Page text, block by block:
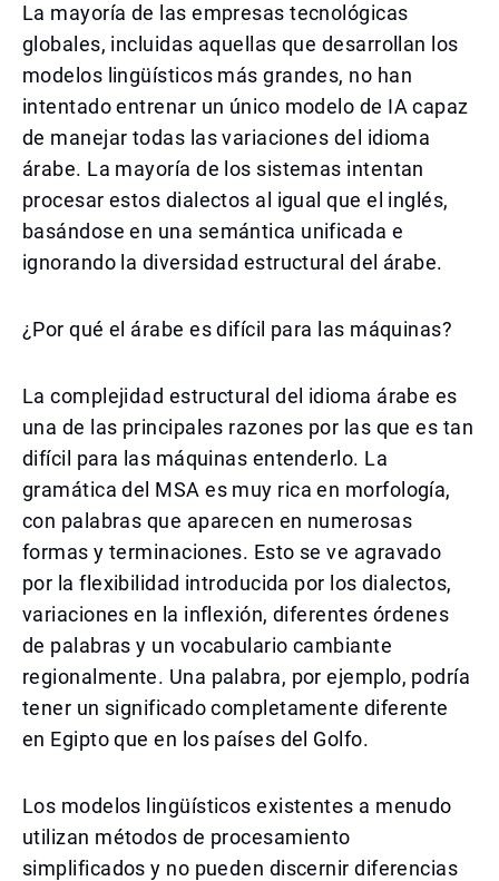
La mayoría de las empresas tecnológicas
globales, incluidas aquellas que desarrollan los
modelos lingüísticos más grandes, no han
intentado entrenar un único modelo de IA capaz
de manejar todas las variaciones del idioma
árabe. La mayoría de los sistemas intentan
procesar estos dialectos al igual que el inglés,
basándose en una semántica unificada e
ignorando la diversidad estructural del árabe.
¿Por qué el árabe es difícil para las máquinas?
La complejidad estructural del idioma árabe es
una de las principales razones por las que es tan
difícil para las máquinas entenderlo. La
gramática del MSA es muy rica en morfología,
con palabras que aparecen en numerosas
formas y terminaciones. Esto se ve agravado
por la flexibilidad introducida por los dialectos,
variaciones en la inflexión, diferentes órdenes
de palabras y un vocabulario cambiante
regionalmente. Una palabra, por ejemplo, podría
tener un significado completamente diferente
en Egipto que en los países del Golfo.
Los modelos lingüísticos existentes a menudo
utilizan métodos de procesamiento
simplificados y no pueden discernir diferencias